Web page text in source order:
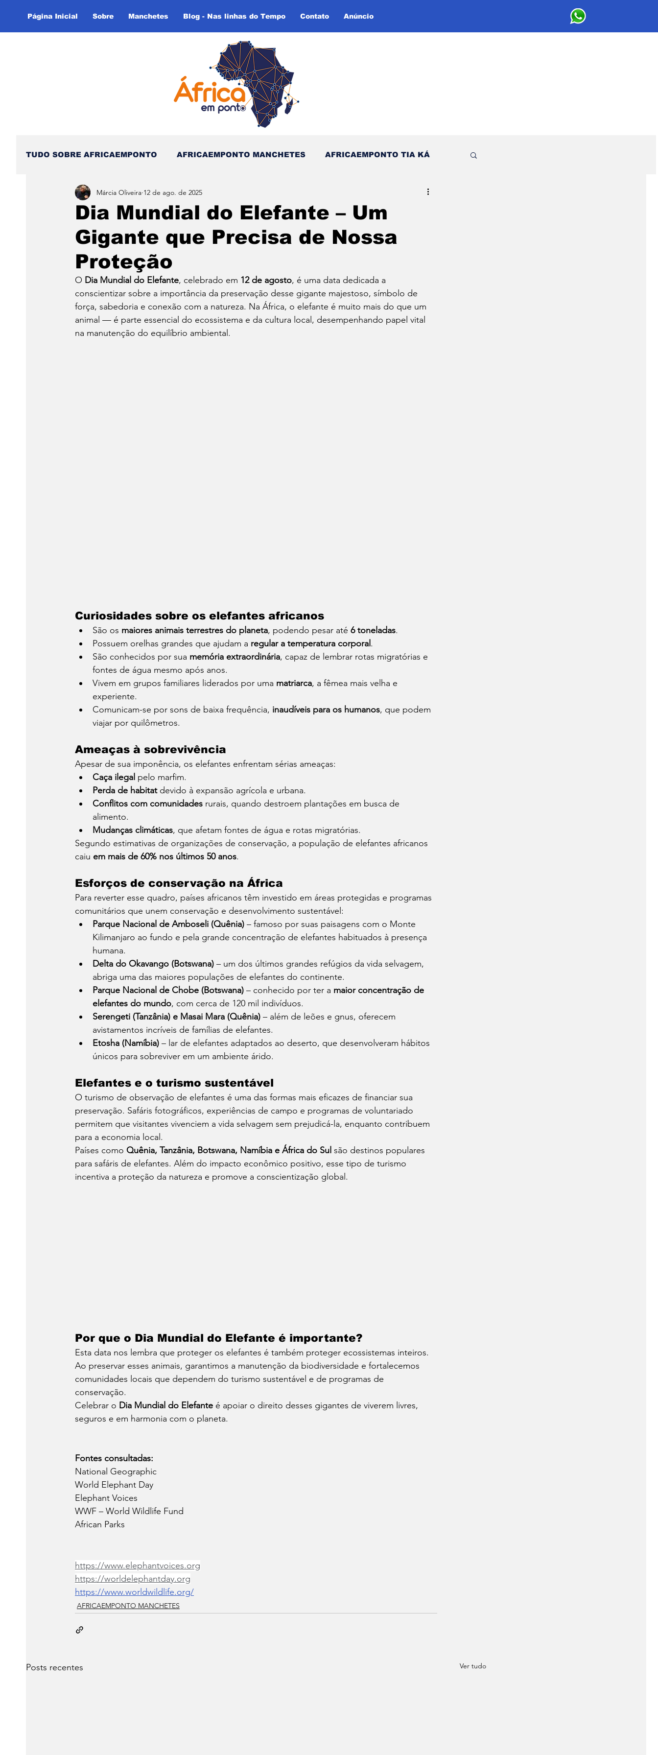
Página Inicial Sobre Manchetes Blog - Nas linhas do Tempo Contato Anúncio
TUDO SOBRE AFRICAEMPONTO AFRICAEMPONTO MANCHETES AFRICAEMPONTO TIA KÁ
Nas Linhas do Tempo - (Blog) Nas linhas do Tempo (Blog - Inglês)
Dia Mundial do Elefante – Um
Gigante que Precisa de Nossa
Proteção
Márcia Oliveira 12 de ago. de 2025
O Dia Mundial do Elefante, celebrado em 12 de agosto, é uma data dedicada a
conscientizar sobre a importância da preservação desse gigante majestoso, símbolo de
força, sabedoria e conexão com a natureza. Na África, o elefante é muito mais do que um
animal — é parte essencial do ecossistema e da cultura local, desempenhando papel vital
na manutenção do equilíbrio ambiental.
Curiosidades sobre os elefantes africanos
São os maiores animais terrestres do planeta, podendo pesar até 6 toneladas.
Possuem orelhas grandes que ajudam a regular a temperatura corporal .
São conhecidos por sua memória extraordinária, capaz de lembrar rotas migratórias e
fontes de água mesmo após anos.
Vivem em grupos familiares liderados por uma matriarca, a fêmea mais velha e
experiente.
Comunicam-se por sons de baixa frequência, inaudíveis para os humanos, que podem
viajar por quilômetros.
Ameaças à sobrevivência
Apesar de sua imponência, os elefantes enfrentam sérias ameaças:
Caça ilegal pelo marfim.
Perda de habitat devido à expansão agrícola e urbana.
Conflitos com comunidades rurais, quando destroem plantações em busca de
alimento.
Mudanças climáticas, que afetam fontes de água e rotas migratórias.
Segundo estimativas de organizações de conservação, a população de elefantes africanos
caiu em mais de 60% nos últimos 50 anos.
Esforços de conservação na África
Para reverter esse quadro, países africanos têm investido em áreas protegidas e programas
comunitários que unem conservação e desenvolvimento sustentável:
Parque Nacional de Amboseli (Quênia) – famoso por suas paisagens com o Monte
Kilimanjaro ao fundo e pela grande concentração de elefantes habituados à presença
humana.
Delta do Okavango (Botswana) – um dos últimos grandes refúgios da vida selvagem,
abriga uma das maiores populações de elefantes do continente.
Parque Nacional de Chobe (Botswana) – conhecido por ter a maior concentração de
elefantes do mundo, com cerca de 120 mil indivíduos.
Serengeti (Tanzânia) e Masai Mara (Quênia) – além de leões e gnus, oferecem
avistamentos incríveis de famílias de elefantes.
Etosha (Namíbia) – lar de elefantes adaptados ao deserto, que desenvolveram hábitos
únicos para sobreviver em um ambiente árido.
Elefantes e o turismo sustentável
O turismo de observação de elefantes é uma das formas mais eficazes de financiar sua
preservação. Safáris fotográficos, experiências de campo e programas de voluntariado
permitem que visitantes vivenciem a vida selvagem sem prejudicá-la, enquanto contribuem
para a economia local.
Países como Quênia, Tanzânia, Botswana, Namíbia e África do Sul são destinos populares
para safáris de elefantes. Além do impacto econômico positivo, esse tipo de turismo
incentiva a proteção da natureza e promove a conscientização global.
Por que o Dia Mundial do Elefante é importante?
Esta data nos lembra que proteger os elefantes é também proteger ecossistemas inteiros.
Ao preservar esses animais, garantimos a manutenção da biodiversidade e fortalecemos
comunidades locais que dependem do turismo sustentável e de programas de
conservação.
Celebrar o Dia Mundial do Elefante é apoiar o direito desses gigantes de viverem livres,
seguros e em harmonia com o planeta.
Fontes consultadas:
National Geographic
World Elephant Day
Elephant Voices
WWF – World Wildlife Fund
African Parks
https://www.elephantvoices.org
https://worldelephantday.org
https://www.worldwildlife.org/
AFRICAEMPONTO MANCHETES
Posts recentes Ver tudo